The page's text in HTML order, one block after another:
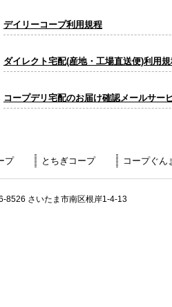
デイリーコープ利用規程
ダイレクト宅配(産地・工場直送便)利用
コープデリ宅配のお届け確認メールサー
プ とちぎコープ コープぐん
8526 さいたま市南区根岸1-4-13